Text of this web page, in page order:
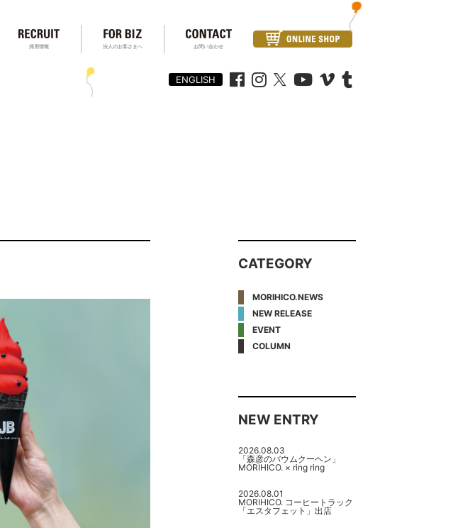
採用情報 法人のお客さまへ お問い合わせ
ENGLISH
CATEGORY
MORIHICO.NEWS
NEW RELEASE
EVENT
COLUMN
NEW ENTRY
2026.08.03
「森彦のバウムクーヘン」
MORIHICO. × ring ring
2026.08.01
MORIHICO. コーヒートラック
「エスタフェット」出店